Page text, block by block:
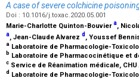
A case of severe colchicine
Doi : 10.1016/j.toxac.2020.05.001
Marie-Charlotte Quinton-Bouviera,
a, Jean-Claude Alvarez d , Youssef
a Laboratoire de Pharmacologie-
b Laboratoire de Pharmacocinétique et
c Service de Réanimation médicale,
d Laboratoire de Pharmacologie-